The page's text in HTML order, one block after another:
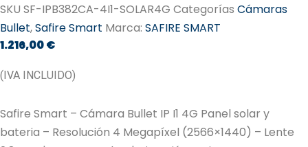
SKU SF-IPB382CA-4I1-SOLAR4G Categorías Cámaras
Bullet,Safire Smart Marca: SAFIRE SMART
1.216,00€
(IVA INCLUIDO)
Safire Smart – Cámara Bullet IP I1 4G Panel solar y
bateria – Resolución 4 Megapíxel (2566×1440) – Lente